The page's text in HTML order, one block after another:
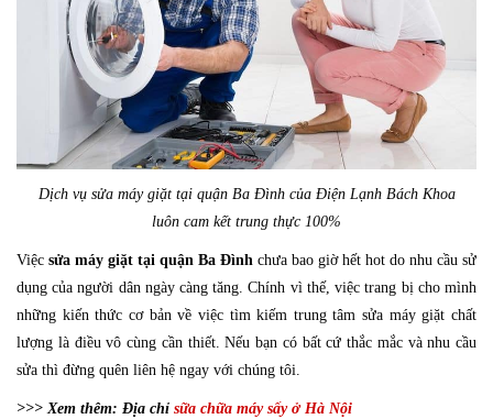
Dịch vụ sửa máy giặt tại quận Ba Đình của Điện Lạnh Bách Khoa
luôn cam kết trung thực 100%
Việc sửa máy giặt tại quận Ba Đình chưa bao giờ hết hot do nhu cầu sử
dụng của người dân ngày càng tăng. Chính vì thế, việc trang bị cho mình
những kiến thức cơ bản về việc tìm kiếm trung tâm sửa máy giặt chất
lượng là điều vô cùng cần thiết. Nếu bạn có bất cứ thắc mắc và nhu cầu
sửa thì đừng quên liên hệ ngay với chúng tôi.
>>> Xem thêm: Địa chỉ sữa chữa máy sấy ở Hà Nội